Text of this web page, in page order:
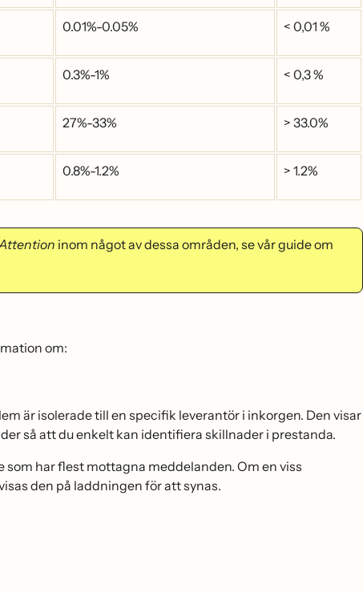
0.01%-0.05% < 0,01 %
0.3%-1% < 0,3 %
27%-33% > 33.0%
0.8%-1.2% > 1.2%
inom något av dessa områden, se vår guide om
om:
är isolerade till en specifik leverantör i inkorgen. Den visar
så att du enkelt kan identifiera skillnader i prestanda.
har flest mottagna meddelanden. Om en viss
den på laddningen för att synas.